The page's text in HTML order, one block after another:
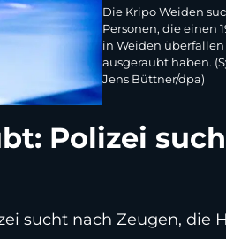
Die Kripo Weiden
Personen, die einen
in Weiden
ausgeraubt haben.
Jens Büttner/dpa)
Polizei
sucht nach Zeugen, die